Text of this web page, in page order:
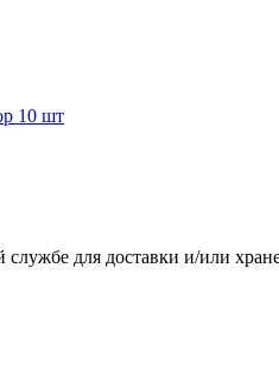
10 шт
для доставки и/или